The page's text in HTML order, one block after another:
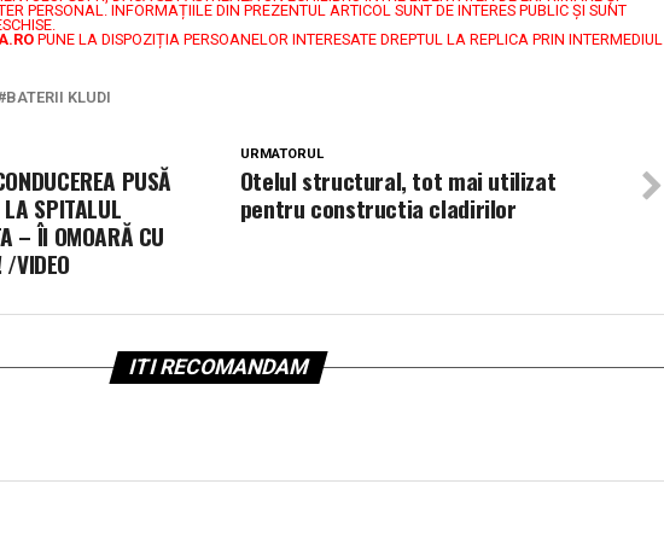
PERSONAL. INFORMAȚIILE DIN PREZENTUL ARTICOL SUNT DE INTERES PUBLIC ȘI SUNT
PUNE LA DISPOZIȚIA PERSOANELOR INTERESATE DREPTUL LA REPLICA PRIN INTERMEDIUL
BATERII KLUDI
URMATORUL
Otelul structural, tot mai utilizat
pentru constructia cladirilor
PUSĂ
LA SPITALUL
– ÎI OMOARĂ CU
/VIDEO
ITI RECOMANDAM